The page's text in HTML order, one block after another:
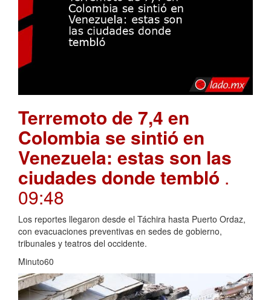
Terremoto de 7,4 en
Colombia se sintió en
Venezuela: estas son las
ciudades donde tembló .
09:48
Los reportes llegaron desde el Táchira hasta Puerto Ordaz,
con evacuaciones preventivas en sedes de gobierno,
tribunales y teatros del occidente.
Minuto60